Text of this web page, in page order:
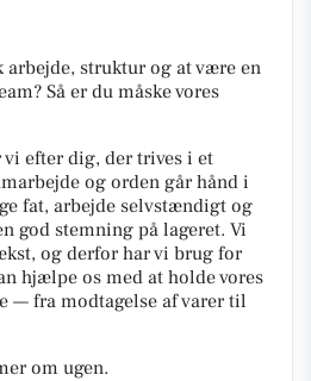
struktur og at være en
Så er du måske vores
vi efter dig, der trives i et
og orden går hånd i
fat, arbejde selvstændigt og
god stemning på lageret. Vi
og derfor har vi brug for
hjælpe os med at holde vores
— fra modtagelse af varer til
om ugen.